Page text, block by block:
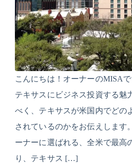
こんにちは！オーナーのMISA
テキサスにビジネス投資する魅
べく、テキサスが米国内でどの
されているのかをお伝えします
ーナーに選ばれる、全米で最高
り、テキサス […]